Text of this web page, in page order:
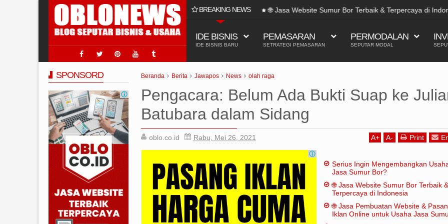
BREAKING NEWS
Jasa Sumur Bor? 🌐 Jasa Website Sumur Bor Terbaik & Terpercaya di
IDE BISNIS
IDE BISNIS BARU
PEMASARAN
SETRATEGI PEMASARAN
PERMODALAN
SEPUTAR MODAL
Beranda Berita Jawapos News olah raga
Pengacara: Belum Ada Bukti Suap ke
Batubara dalam Sidang
oblo.co.id Rabu, Mei 26, 2021 A+ A- Print
Serius Ingin Mengembangkan
Jasa Sumur Bor?
🌐 Jasa Website Sumur Bor Terbaik &
Terpercaya di Indonesia
🌐 Jasa Pembuatan Website &
Iklan Online untuk Usaha Jasa
SPONSORD